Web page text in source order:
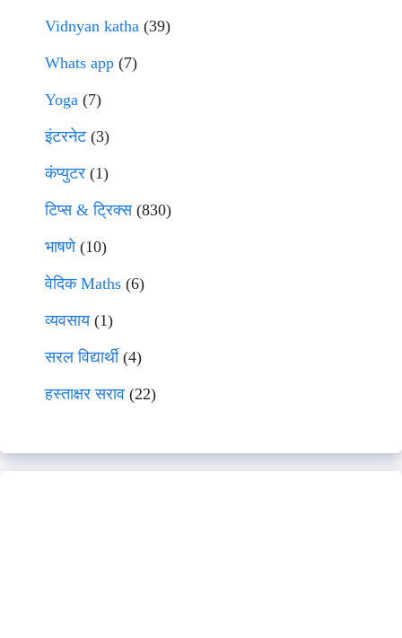
Vidnyan katha (39)
Whats app (7)
Yoga (7)
इंटरनेट(3)
कंप्युटर (1)
टिप्स & ट्रिक्स(830)
भाषणे(10)
वेदिक Maths (6)
व्यवसाय(1)
सरल विद्यार्थी(4)
हस्ताक्षर सराव (22)